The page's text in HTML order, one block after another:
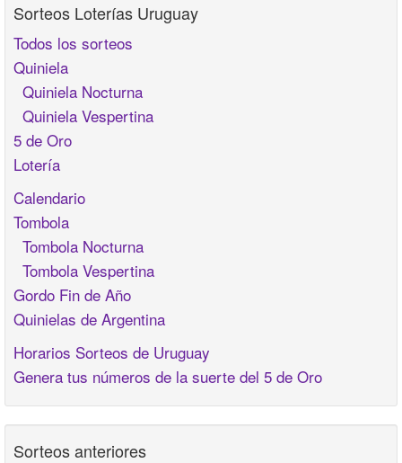
Sorteos Loterías Uruguay
Todos los sorteos
Quiniela
Quiniela Nocturna
Quiniela Vespertina
5 de Oro
Lotería
Calendario
Tombola
Tombola Nocturna
Tombola Vespertina
Gordo Fin de Año
Quinielas de Argentina
Horarios Sorteos de Uruguay
Genera tus números de la suerte del 5 de Oro
Sorteos anteriores